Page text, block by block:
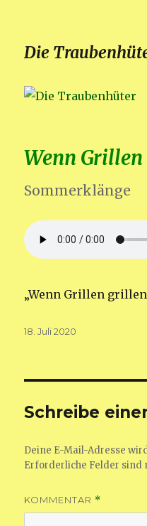
Die
Wenn
Sommerklänge
„Wenn Grillen
Veröffentlicht
18. Juli 2020
Schreibe
Deine E-Mail-Adresse
Erforderliche Felder sind
KOMMENTAR *